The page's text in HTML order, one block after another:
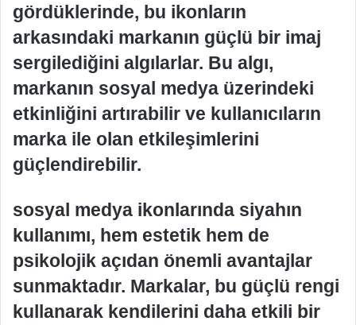
gördüklerinde, bu ikonların
arkasındaki markanın güçlü bir imaj
sergilediğini algılarlar. Bu algı,
markanın sosyal medya üzerindeki
etkinliğini artırabilir ve kullanıcıların
marka ile olan etkileşimlerini
güçlendirebilir.
sosyal medya ikonlarında siyahın
kullanımı, hem estetik hem de
psikolojik açıdan önemli avantajlar
sunmaktadır. Markalar, bu güçlü rengi
kullanarak kendilerini daha etkili bir